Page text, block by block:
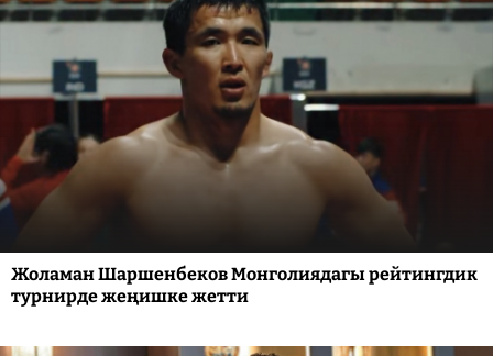
Жоламан Шаршенбеков Монголиядагы рейтингдик
турнирде жеңишке жетти